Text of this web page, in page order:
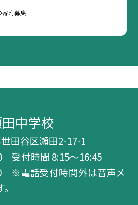
附募集
中学校
田谷区瀬田2-17-1
受付時間 8:15～16:45
※電話受付時間外は音声メ